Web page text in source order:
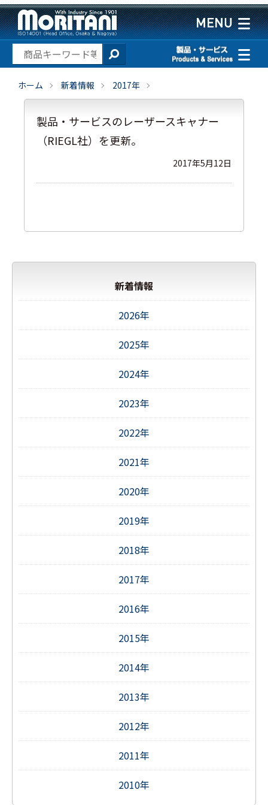
ホーム 新着情報 2017年
製品・サービスのレーザースキャナー
（RIEGL社）を更新。
2017年5月12日
新着情報
2026年
2025年
2024年
2023年
2022年
2021年
2020年
2019年
2018年
2017年
2016年
2015年
2014年
2013年
2012年
2011年
2010年